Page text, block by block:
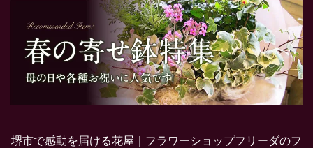
堺市で感動を届ける花屋｜フラワーショップフリーダのフ